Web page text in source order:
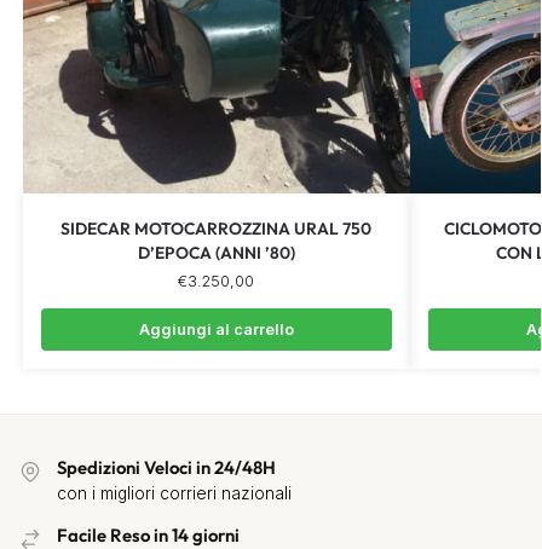
SIDECAR MOTOCARROZZINA URAL 750
D’EPOCA (ANNI ’80)
€3.250,00
Aggiungi al carrello
CON
Spedizioni Veloci in 24/48H
con i migliori corrieri nazionali
Facile Reso in 14 giorni